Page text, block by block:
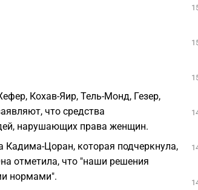
Кохав-Яир, Тель-Монд, Гезер,
что средства
нарушающих права женщин.
Кадима-Цоран, которая подчеркнула,
отметила, что "наши решения
нормами".